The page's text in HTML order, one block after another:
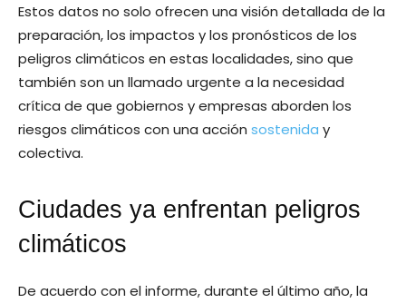
Estos datos no solo ofrecen una visión detallada de la
preparación, los impactos y los pronósticos de los
peligros climáticos en estas localidades, sino que
también son un llamado urgente a la necesidad
crítica de que gobiernos y empresas aborden los
riesgos climáticos con una acción sostenida y
colectiva.
Ciudades ya enfrentan peligros
climáticos
De acuerdo con el informe, durante el último año, la